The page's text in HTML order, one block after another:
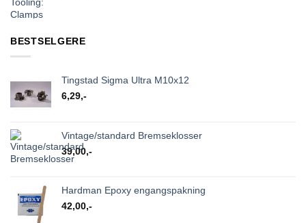
BESTSELGERE
Tingstad Sigma Ultra M10x12
6,29,-
Vintage/standard Bremseklosser
39,00,-
Hardman Epoxy engangspakning
42,00,-